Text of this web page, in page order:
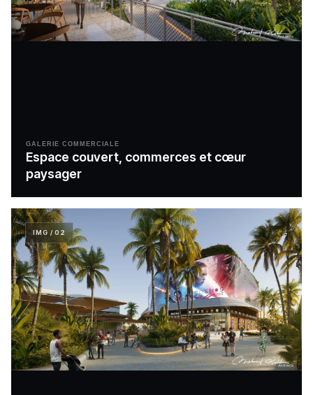
GALERIE COMMERCIALE
Espace couvert, commerces et cœur
paysager
IMG / 02